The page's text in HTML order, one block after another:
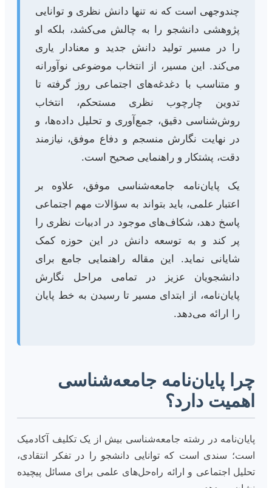
چندوجهی است که نه تنها دانش نظری و توانایی
پژوهشی دانشجو را به چالش می‌کشد، بلکه او
را در مسیر تولید دانش جدید و معنادار یاری
می‌کند. این مسیر، از انتخاب موضوعی نوآورانه
و متناسب با دغدغه‌های اجتماعی روز گرفته تا
تدوین چارچوب نظری مستحکم، انتخاب
روش‌شناسی دقیق، جمع‌آوری و تحلیل داده‌ها، و
در نهایت نگارش منسجم و دفاع موفق، نیازمند
دقت، پشتکار و راهنمایی صحیح است.
یک پایان‌نامه جامعه‌شناسی موفق، علاوه بر
اعتبار علمی، باید بتواند به سؤالات مهم اجتماعی
پاسخ دهد، شکاف‌های موجود در ادبیات نظری را
پر کند و به توسعه دانش در این حوزه کمک
شایانی نماید. این مقاله راهنمایی جامع برای
دانشجویان عزیز در تمامی مراحل نگارش
پایان‌نامه، از ابتدای مسیر تا رسیدن به خط پایان
را ارائه می‌دهد.
چرا پایان‌نامه جامعه‌شناسی
اهمیت دارد؟
پایان‌نامه در رشته جامعه‌شناسی بیش از یک تکلیف آکادمیک
است؛ سندی است که توانایی دانشجو را در تفکر انتقادی،
تحلیل اجتماعی و ارائه راه‌حل‌های علمی برای مسائل پیچیده